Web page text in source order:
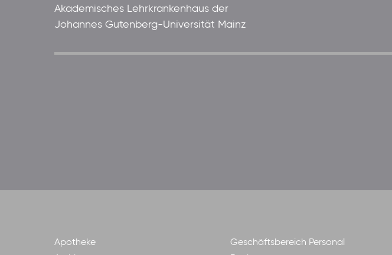
Akademisches Lehrkrankenhaus der
Johannes Gutenberg-Universität Mainz
Apotheke
Geschäftsbereich Personal